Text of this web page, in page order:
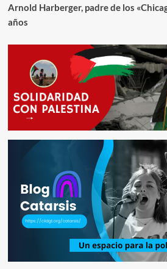
Arnold Harberger, padre de los
años